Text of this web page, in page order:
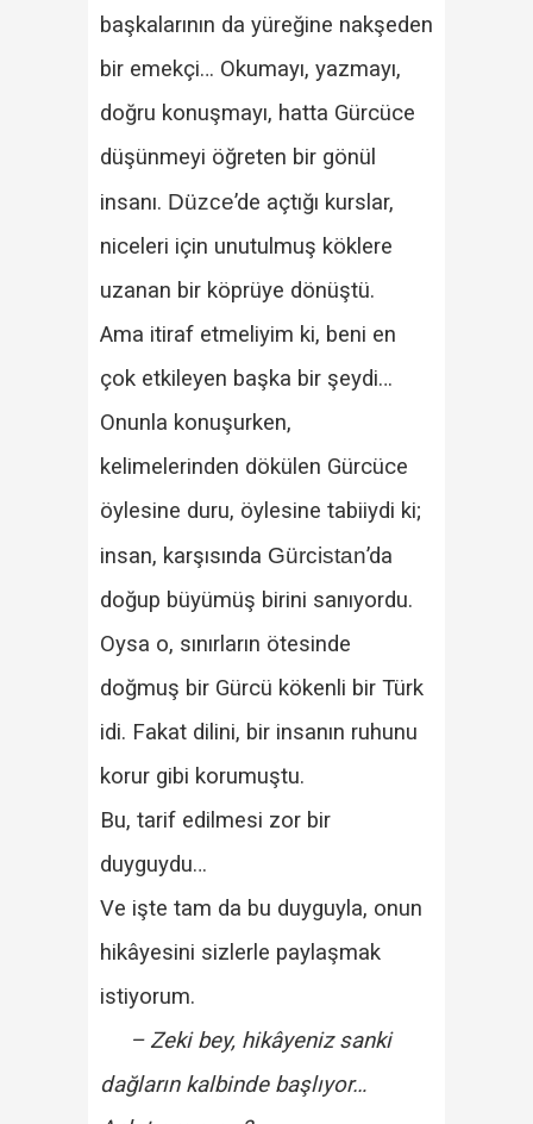
başkalarının da yüreğine nakşeden
bir emekçi… Okumayı, yazmayı,
doğru konuşmayı, hatta Gürcüce
düşünmeyi öğreten bir gönül
insanı. Düzce’de açtığı kurslar,
niceleri için unutulmuş köklere
uzanan bir köprüye dönüştü.
Ama itiraf etmeliyim ki, beni en
çok etkileyen başka bir şeydi…
Onunla konuşurken,
kelimelerinden dökülen Gürcüce
öylesine duru, öylesine tabiiydi ki;
insan, karşısında Gürcistan’da
doğup büyümüş birini sanıyordu.
Oysa o, sınırların ötesinde
doğmuş bir Gürcü kökenli bir Türk
idi. Fakat dilini, bir insanın ruhunu
korur gibi korumuştu.
Bu, tarif edilmesi zor bir
duyguydu…
Ve işte tam da bu duyguyla, onun
hikâyesini sizlerle paylaşmak
istiyorum.
– Zeki bey, hikâyeniz sanki
dağların kalbinde başlıyor…